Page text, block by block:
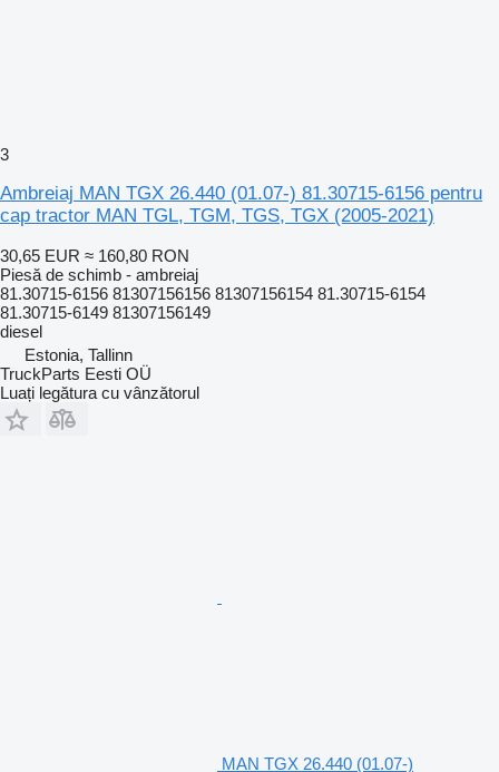
3
Ambreiaj MAN TGX 26.440 (01.07-) 81.30715-6156 pentru
cap tractor MAN TGL, TGM, TGS, TGX (2005-2021)
30,65 EUR ≈ 160,80 RON
Piesă de schimb - ambreiaj
81.30715-6156 81307156156 81307156154 81.30715-6154
81.30715-6149 81307156149
diesel
Estonia, Tallinn
TruckParts Eesti OÜ
Luați legătura cu vânzătorul
MAN TGX 26.440 (01.07-)